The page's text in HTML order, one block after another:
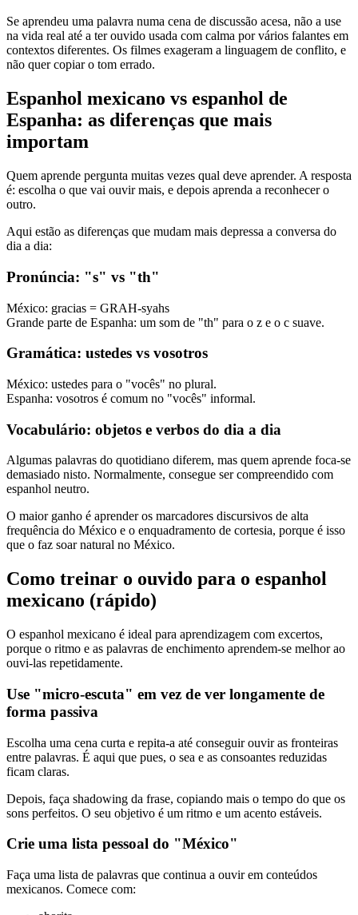
Se aprendeu uma palavra numa cena de discussão acesa, não a use
na vida real até a ter ouvido usada com calma por vários falantes em
contextos diferentes. Os filmes exageram a linguagem de conflito, e
não quer copiar o tom errado.
Espanhol mexicano vs espanhol de
Espanha: as diferenças que mais
importam
Quem aprende pergunta muitas vezes qual deve aprender. A resposta
é: escolha o que vai ouvir mais, e depois aprenda a reconhecer o
outro.
Aqui estão as diferenças que mudam mais depressa a conversa do
dia a dia:
Pronúncia: "s" vs "th"
México: gracias = GRAH-syahs
Grande parte de Espanha: um som de "th" para o z e o c suave.
Gramática: ustedes vs vosotros
México: ustedes para o "vocês" no plural.
Espanha: vosotros é comum no "vocês" informal.
Vocabulário: objetos e verbos do dia a dia
Algumas palavras do quotidiano diferem, mas quem aprende foca-se
demasiado nisto. Normalmente, consegue ser compreendido com
espanhol neutro.
O maior ganho é aprender os marcadores discursivos de alta
frequência do México e o enquadramento de cortesia, porque é isso
que o faz soar natural no México.
Como treinar o ouvido para o espanhol
mexicano (rápido)
O espanhol mexicano é ideal para aprendizagem com excertos,
porque o ritmo e as palavras de enchimento aprendem-se melhor ao
ouvi-las repetidamente.
Use "micro-escuta" em vez de ver longamente de
forma passiva
Escolha uma cena curta e repita-a até conseguir ouvir as fronteiras
entre palavras. É aqui que pues, o sea e as consoantes reduzidas
ficam claras.
Depois, faça shadowing da frase, copiando mais o tempo do que os
sons perfeitos. O seu objetivo é um ritmo e um acento estáveis.
Crie uma lista pessoal do "México"
Faça uma lista de palavras que continua a ouvir em conteúdos
mexicanos. Comece com: